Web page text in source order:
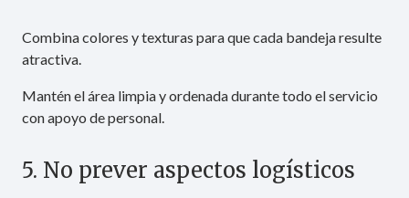
Combina colores y texturas para que cada bandeja resulte
atractiva.
Mantén el área limpia y ordenada durante todo el servicio
con apoyo de personal.
5. No prever aspectos logísticos